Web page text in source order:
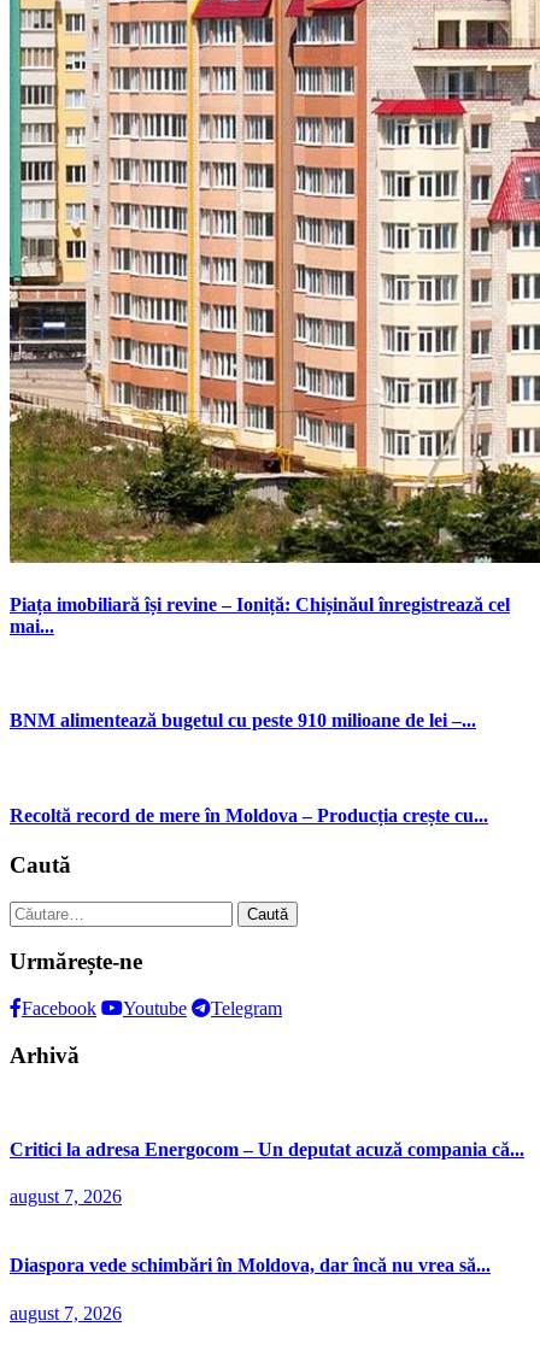
Piața imobiliară își revine – Ioniță: Chișinăul înregistrează cel
mai...
BNM alimentează bugetul cu peste 910 milioane de lei –...
Recoltă record de mere în Moldova – Producția crește cu...
Caută
Caută
după:
Urmărește-ne
Facebook Youtube Telegram
Arhivă
Critici la adresa Energocom – Un deputat acuză compania că...
august 7, 2026
Diaspora vede schimbări în Moldova, dar încă nu vrea să...
august 7, 2026